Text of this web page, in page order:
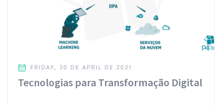
FRIDAY, 30 DE APRIL DE 2021
Tecnologias para Transformação Digital